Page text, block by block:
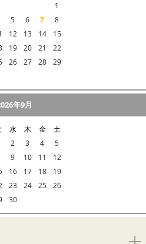
1
5 6 7
8
12 13 14
15
19 20 21
22
26 27 28
29
年9月
水 木 金
土
2 3 4
5
9 10 11
12
16 17 18
19
23 24 25
26
30